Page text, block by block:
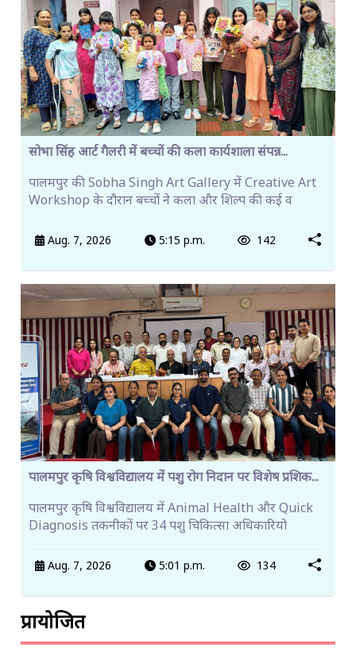
सोभा सिंह आर्ट गैलरी में बच्चों की कला कार्यशाला संपन्न...
पालमपुर की Sobha Singh Art Gallery में Creative Art
Workshop के दौरान बच्चों ने कला और शिल्प की कई व
Aug. 7, 2026 5:15 p.m. 142
पालमपुर कृषि विश्वविद्यालय में पशु रोग निदान पर विशेष प्रशिक...
पालमपुर कृषि विश्वविद्यालय में Animal Health और Quick
Diagnosis तकनीकों पर 34 पशु चिकित्सा अधिकारियो
Aug. 7, 2026 5:01 p.m. 134
प्रायोजित